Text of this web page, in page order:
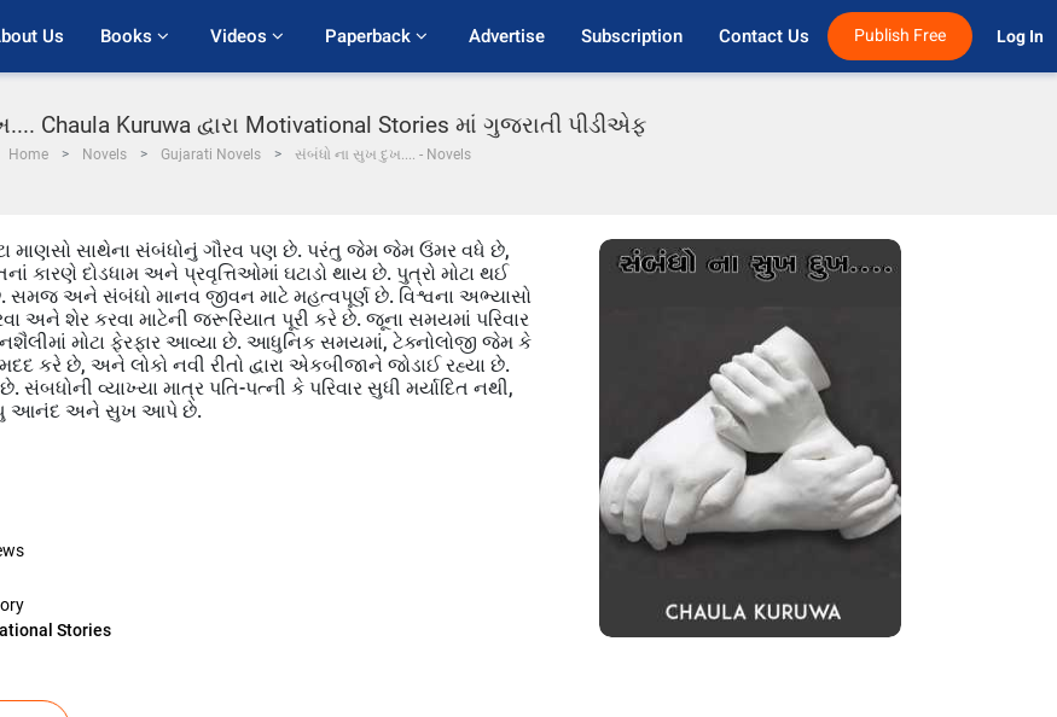
Us Books Videos Paperback Advertise Subscription Contact Us Publish Free Log In
Chaula Kuruwa દ્વારા Motivational Stories માં ગુજરાતી પીડીએફ
Home Novels Gujarati Novels સંબંધો ના સુખ દુખ.... - Novels
માણસો સાથેના સંબંધોનું ગૌરવ પણ છે. પરંતુ જેમ જેમ ઉંમર વધે છે,
દોડધામ અને પ્રવૃત્તિઓમાં ઘટાડો થાય છે. પુત્રો મોટા થઈ
અને સંબંધો માનવ જીવન માટે મહત્વપૂર્ણ છે. વિશ્વના અભ્યાસો
અને શેર કરવા માટેની જરૂરિયાત પૂરી કરે છે. જૂના સમયમાં પરિવાર
મોટા ફેરફાર આવ્યા છે. આધુનિક સમયમાં, ટેક્નોલોજી જેમ કે
કરે છે, અને લોકો નવી રીતો દ્વારા એકબીજાને જોડાઈ રહ્યા છે.
વ્યાખ્યા માત્ર પતિ-પત્ની કે પરિવાર સુધી મર્યાદિત નથી,
આનંદ અને સુખ આપે છે.
Stories